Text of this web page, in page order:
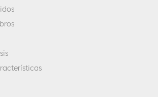
en el que puedes tener la
decir: "Oh, ¿podría ser
supuesto. Y aquí es donde la